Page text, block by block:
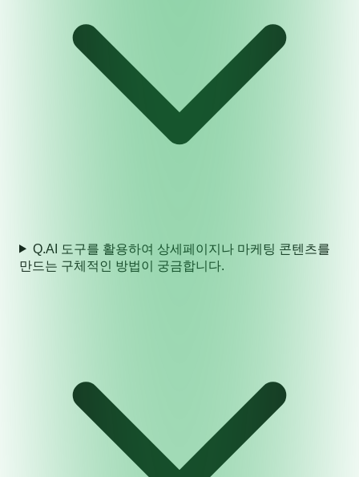
Q.AI 도구를 활용하여 상세페이지나 마케팅 콘텐츠를
만드는 구체적인 방법이 궁금합니다.